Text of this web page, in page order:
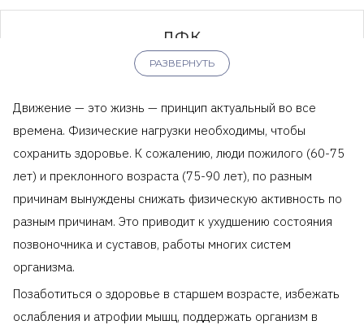
ЛФК
Индивидуальное
60 4200
Индивидуальное
физкультурой при
заболеваниях
60 4800
Обучение
гимнастики при
плоскостопии
Индивидуальное
РАЗВЕРНУТЬ
Движение — это жизнь — принцип актуальный во все
времена. Физические нагрузки необходимы, чтобы
сохранить здоровье. К сожалению, люди пожилого (60-75
лет) и преклонного возраста (75-90 лет), по разным
причинам вынуждены снижать физическую активность по
разным причинам. Это приводит к ухудшению состояния
позвоночника и суставов, работы многих систем
организма.
Позаботиться о здоровье в старшем возрасте, избежать
ослабления и атрофии мышц, поддержать организм в